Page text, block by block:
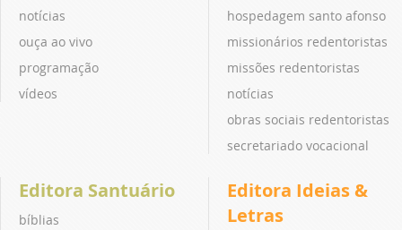
notícias
ouça ao vivo
programação
vídeos
hospedagem santo afonso
missionários redentoristas
missões redentoristas
notícias
obras sociais redentoristas
secretariado vocacional
Editora Santuário
bíblias
Editora Ideias &
Letras